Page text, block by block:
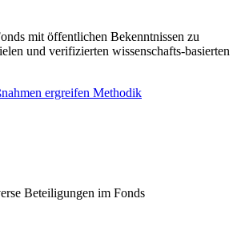
mit öffentlichen Bekenntnissen zu
und verifizierten wissenschafts-basierten
ergreifen Methodik
Beteiligungen im Fonds